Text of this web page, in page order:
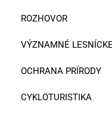
ROZHOVOR
VÝZNAMNÉ
OCHRANA PRÍRODY
CYKLOTURISTIKA